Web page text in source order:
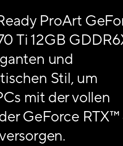
ProArt
Ti 12GB
und
Stil, um
mit der vollen
GeForce